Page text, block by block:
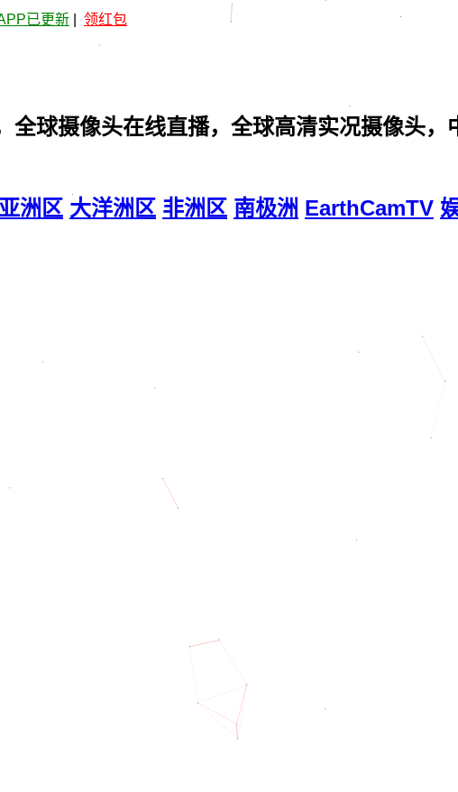
已更新 领红包
全球摄像头在线直播，全球高清实况摄像头
洲区 大洋洲区 非洲区 南极洲 EarthCamTV